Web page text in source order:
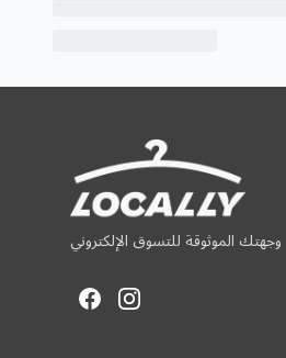
وجهتك الموثوقة للتسوق الإلكتروني